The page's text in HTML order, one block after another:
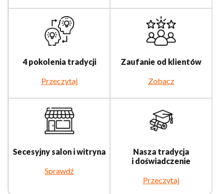
4 pokolenia tradycji
Przeczytaj
Zaufanie od klientów
Zobacz
Secesyjny salon i witryna
Sprawdź
Nasza tradycja
i doświadczenie
Przeczytaj